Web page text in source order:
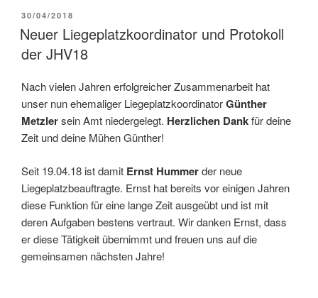
VERÖFFENTLICHT
AM
30/04/2018
Neuer Liegeplatzkoordinator und Protokoll
der JHV18
Nach vielen Jahren erfolgreicher Zusammenarbeit hat
unser nun ehemaliger LiegeplatzkoordinatorGünther
Metzlersein Amt niedergelegt. Herzlichen Dankfür deine
Zeit und deine Mühen Günther!
Seit 19.04.18 ist damit Ernst Hummerder neue
Liegeplatzbeauftragte. Ernst hat bereits vor einigen Jahren
diese Funktion für eine lange Zeit ausgeübt und ist mit
deren Aufgaben bestens vertraut. Wir danken Ernst, dass
er diese Tätigkeit übernimmt und freuen uns auf die
gemeinsamen nächsten Jahre!